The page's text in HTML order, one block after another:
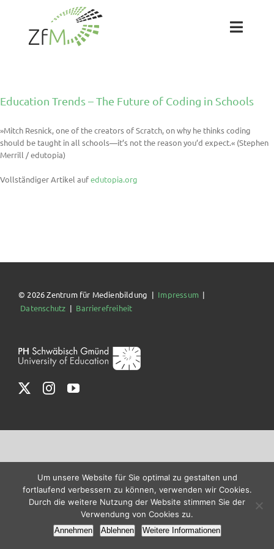
springen
Toggle
Team
Projekte
Education Trends – The Future of Coding in Schools
»Mitch Resnick, one of the creators of Scratch, on why he thinks coding
should be taught in all schools—it’s not the reason you’d expect.« (Stephen
Merrill / edutopia)
Vollständiger Artikel aufedutopia.org
© 2026 Zentrum für Medienbildung | Impressum|
Datenschutz | Barrierefreiheit
Um unsere Website für Sie optimal zu gestalten und
fortlaufend verbessern zu können, verwenden wir Cookies.
Durch die weitere Nutzung der Website stimmen Sie der
Verwendung von Cookies zu.
Annehmen Ablehnen Weitere Informationen